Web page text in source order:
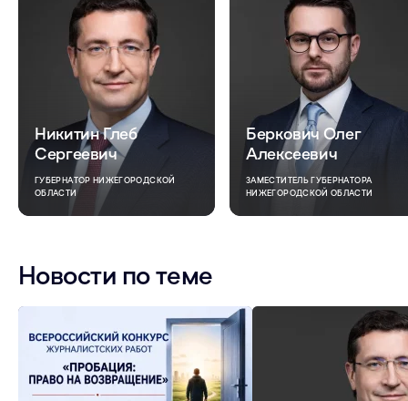
Никитин Глеб
Сергеевич
ГУБЕРНАТОР НИЖЕГОРОДСКОЙ
ОБЛАСТИ
Беркович Олег
Алексеевич
ЗАМЕСТИТЕЛЬ ГУБЕРНАТОРА
НИЖЕГОРОДСКОЙ ОБЛАСТИ
Новости по теме